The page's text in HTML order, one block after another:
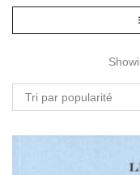
Tri par popularité